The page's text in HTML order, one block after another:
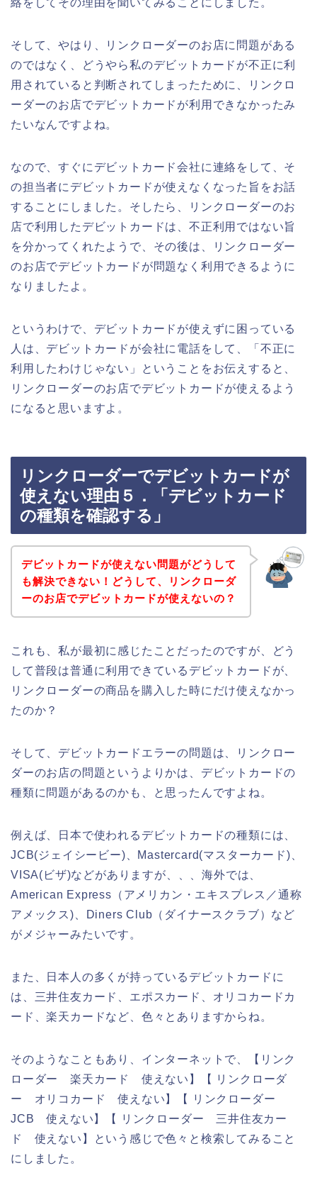
そして、やはり、リンクローダーのお店に問題がある
のではなく、どうやら私のデビットカードが不正に利
用されていると判断されてしまったために、リンクロ
ーダーのお店でデビットカードが利用できなかったみ
たいなんですよね。
なので、すぐにデビットカード会社に連絡をして、そ
の担当者にデビットカードが使えなくなった旨をお話
することにしました。そしたら、リンクローダーのお
店で利用したデビットカードは、不正利用ではない旨
を分かってくれたようで、その後は、リンクローダー
のお店でデビットカードが問題なく利用できるように
なりましたよ。
というわけで、デビットカードが使えずに困っている
人は、デビットカードが会社に電話をして、「不正に
利用したわけじゃない」ということをお伝えすると、
リンクローダーのお店でデビットカードが使えるよう
になると思いますよ。
リンクローダーでデビットカードが
使えない理由５．「デビットカード
の種類を確認する」
デビットカードが使えない問題がどうして
も解決できない！どうして、リンクローダ
ーのお店でデビットカードが使えないの？
これも、私が最初に感じたことだったのですが、どう
して普段は普通に利用できているデビットカードが、
リンクローダーの商品を購入した時にだけ使えなかっ
たのか？
そして、デビットカードエラーの問題は、リンクロー
ダーのお店の問題というよりかは、デビットカードの
種類に問題があるのかも、と思ったんですよね。
例えば、日本で使われるデビットカードの種類には、
JCB(ジェイシービー)、Mastercard(マスターカード)、
VISA(ビザ)などがありますが、、、海外では、
American Express（アメリカン・エキスプレス／通称
アメックス)、Diners Club（ダイナースクラブ）など
がメジャーみたいです。
また、日本人の多くが持っているデビットカードに
は、三井住友カード、エポスカード、オリコカードカ
ード、楽天カードなど、色々とありますからね。
そのようなこともあり、インターネットで、【リンク
ローダー 楽天カード 使えない】【 リンクローダ
ー オリコカード 使えない】【 リンクローダー
JCB 使えない】【 リンクローダー 三井住友カー
ド 使えない】という感じで色々と検索してみること
にしました。